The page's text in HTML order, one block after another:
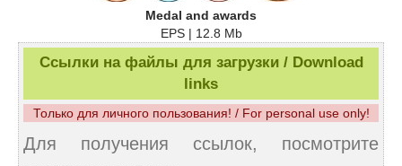
Medal and awards
EPS | 12.8 Mb
Ссылки на файлы для загрузки / Download
links
Только для личного пользования! / For personal use only!
Для получения ссылок, посмотрите